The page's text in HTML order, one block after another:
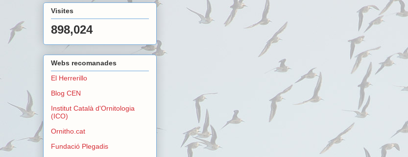
Visites
898,024
Webs recomanades
El Herrerillo
Blog CEN
Institut Català d'Ornitologia
(ICO)
Ornitho.cat
Fundació Plegadis